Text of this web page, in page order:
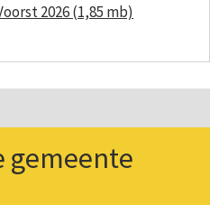
2026 (1,85 mb)
gemeente